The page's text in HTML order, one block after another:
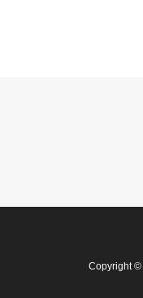
Copyright©